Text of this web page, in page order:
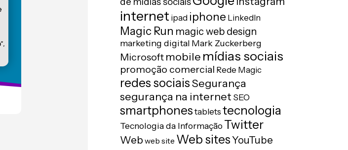
internet ipad iphone LinkedIn
Magic Run magic web design
marketing digital Mark Zuckerberg
Microsoft mobile mídias sociais
promoção comercial Rede Magic
redes sociaisSegurança
segurança na internet SEO
smartphones tablets tecnologia
Tecnologia da InformaçãoTwitter
Web web site Web sitesYouTube